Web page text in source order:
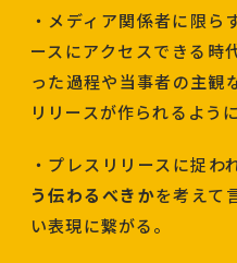
・メディア関係者に限ら
ースにアクセスできる時
った過程や当事者の主観
リリースが作られるように
・プレスリリースに捉わ
う伝わるべきかを考えて
い表現に繋がる。